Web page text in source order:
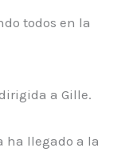
todos en la
a Gille.
ha llegado a la